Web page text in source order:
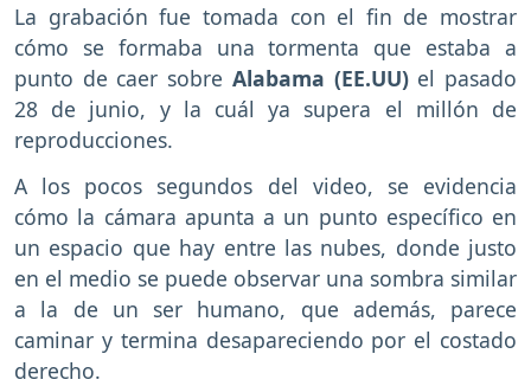
La grabación fue tomada con el fin de mostrar
cómo se formaba una tormenta que estaba a
punto de caer sobre Alabama (EE.UU) el pasado
28 de junio, y la cuál ya supera el millón de
reproducciones.
A los pocos segundos del video, se evidencia
cómo la cámara apunta a un punto específico en
un espacio que hay entre las nubes, donde justo
en el medio se puede observar una sombra similar
a la de un ser humano, que además, parece
caminar y termina desapareciendo por el costado
derecho.